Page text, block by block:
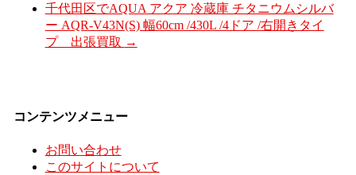
千代田区でAQUA アクア 冷蔵庫 チタニウムシルバ
ー AQR-V43N(S) 幅60cm /430L /4ドア /右開きタイ
プ 出張買取 →
コンテンツメニュー
お問い合わせ
このサイトについて